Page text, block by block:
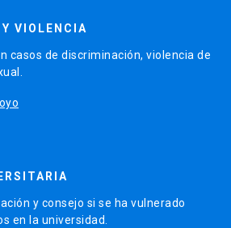
VIOLENCIA
casos de discriminación, violencia de
y consejo si se ha vulnerado
en la universidad.